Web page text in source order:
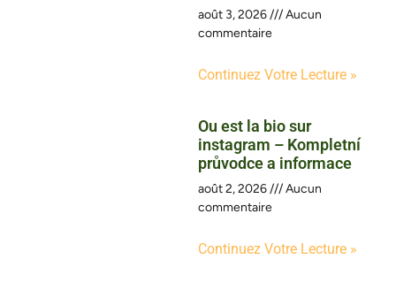
août 3, 2026
Aucun
commentaire
Continuez Votre Lecture »
Ou est la bio sur
instagram – Kompletní
průvodce a informace
août 2, 2026
Aucun
commentaire
Continuez Votre Lecture »